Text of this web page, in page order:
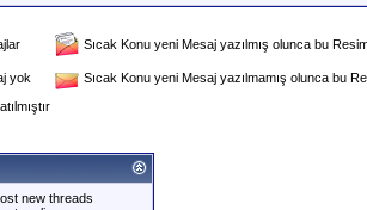
Sıcak Konu yeni Mesaj yazılmış olunca bu
yok
Sıcak Konu yeni Mesaj yazılmamış olunca bu
new threads